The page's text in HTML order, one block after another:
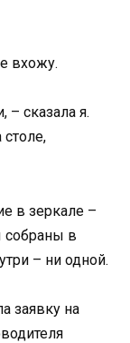
вхожу.
– сказала я.
столе,
в зеркале –
собраны в
– ни одной.
заявку на